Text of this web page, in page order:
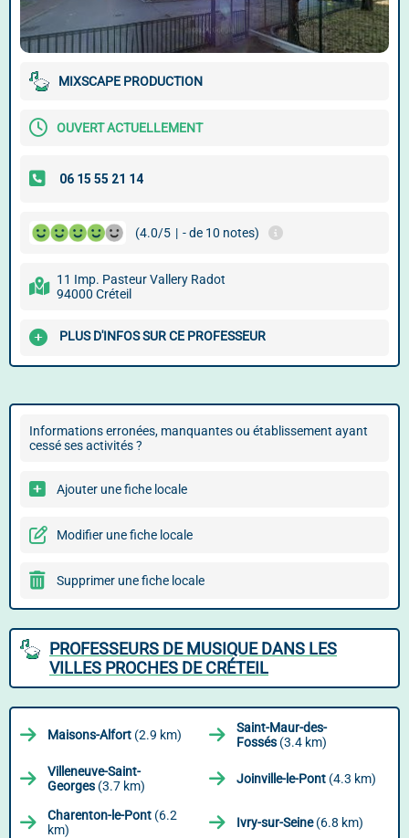
MIXSCAPE PRODUCTION
OUVERT ACTUELLEMENT
(4.0/5 | - de 10 notes)
11 Imp. Pasteur Vallery Radot
94000 Créteil
PLUS D'INFOS SUR CE PROFESSEUR
Informations erronées, manquantes ou établissement ayant
cessé ses activités ?
Ajouter une fiche locale
Modifier une fiche locale
Supprimer une fiche locale
PROFESSEURS DE MUSIQUE DANS LES
VILLES PROCHES DE CRÉTEIL
Maisons-Alfort (2.9 km)
Saint-Maur-des-
Fossés (3.4 km)
Villeneuve-Saint-
Georges (3.7 km) Joinville-le-Pont (4.3 km)
Charenton-le-Pont (6.2
km)
Ivry-sur-Seine(6.8 km)